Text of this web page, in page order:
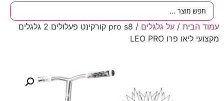
עמוד הבית / על גלגלים
/ pro s8 קורקינט פעלולים 2 גלגלים
מקצועי ליאו פרו LEO PRO